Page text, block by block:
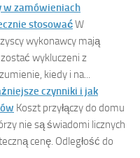
w zamówieniach
stosowaćW
wykonawcy mają
wykluczeni z
kiedy i na...
czynniki i jak
Koszt przyłączy do domu
nie są świadomi licznych
cenę. Odległość do